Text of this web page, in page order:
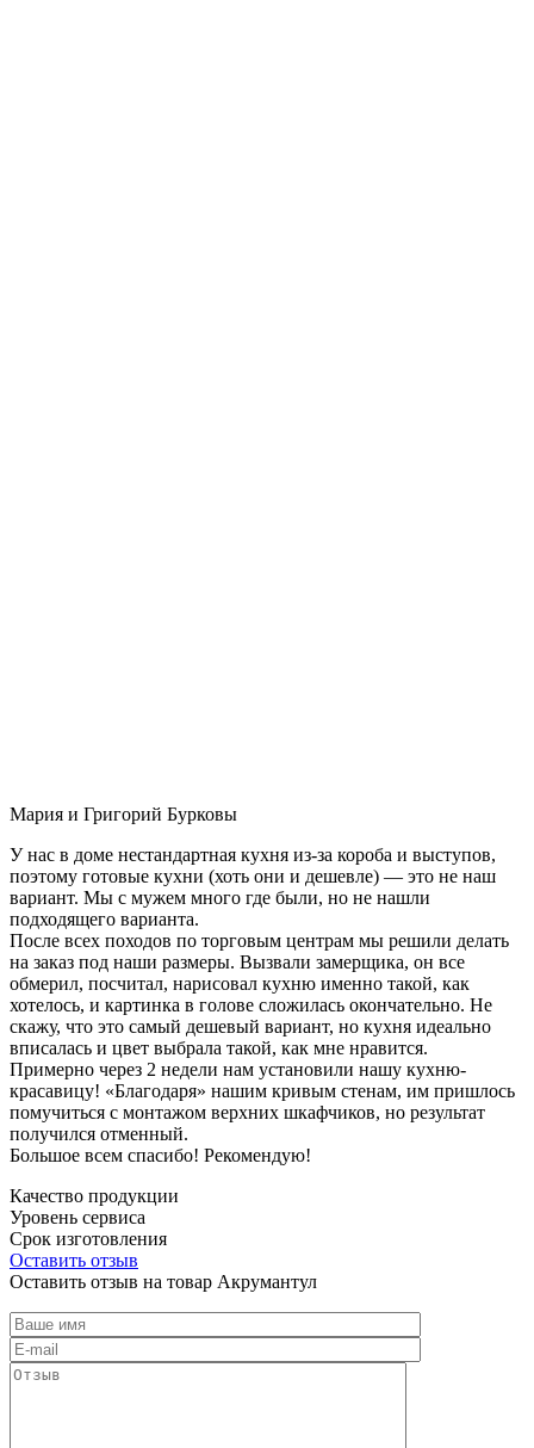
Мария и Григорий Бурковы
У нас в доме нестандартная кухня из-за короба и выступов,
поэтому готовые кухни (хоть они и дешевле) — это не наш
вариант. Мы с мужем много где были, но не нашли
подходящего варианта.
После всех походов по торговым центрам мы решили делать
на заказ под наши размеры. Вызвали замерщика, он все
обмерил, посчитал, нарисовал кухню именно такой, как
хотелось, и картинка в голове сложилась окончательно. Не
скажу, что это самый дешевый вариант, но кухня идеально
вписалась и цвет выбрала такой, как мне нравится.
Примерно через 2 недели нам установили нашу кухню-
красавицу! «Благодаря» нашим кривым стенам, им пришлось
помучиться с монтажом верхних шкафчиков, но результат
получился отменный.
Большое всем спасибо! Рекомендую!
Качество продукции
Уровень сервиса
Срок изготовления
Оставить отзыв
Оставить отзыв на товар Акрумантул